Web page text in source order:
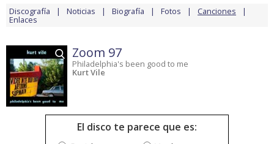
Discografía Noticias Biografía Fotos Canciones
Enlaces
Zoom 97
Philadelphia's been good to me
Kurt Vile
El disco te parece que es: